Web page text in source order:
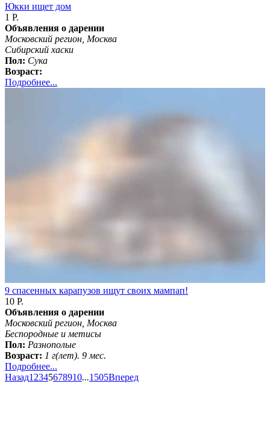
Юкки ищет дом
1 Р.
Объявления о дарении
Московский регион, Москва
Сибирский хаски
Пол: Сука
Возраст:
Подробнее...
9 спасенных карапузов ищут своих мампап!
10 Р.
Объявления о дарении
Московский регион, Москва
Бeспородные и метисы
Пол: Разнополые
Возраст: 1 г(лет). 9 мес.
Подробнее...
Назад1 2345678910...1505Вперед